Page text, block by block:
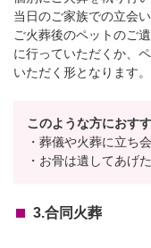
当日のご家族での立会
ご火葬後のペットのご
に行っていただくか、
いただく形となります。
このような方におす
・葬儀や火葬に立ち
・お骨は遺してあげ
3.合同火葬